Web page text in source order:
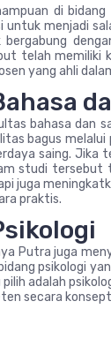
di
untuk menjadi
bergabung
telah memiliki
yang ahli
bahasa dan
bagus
saing.
studi tersebut
juga
praktis.
Putra juga
psikologi
adalah
secara